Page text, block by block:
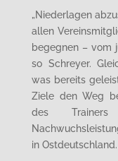
„Niederlagen
allen
begegnen – vom
so Schreyer.
was bereits
Ziele den Weg
des
in Ostdeutschland.